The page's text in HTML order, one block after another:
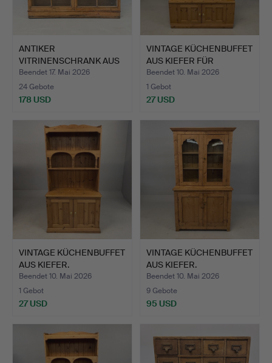
ANTIKER
VITRINENSCHRANK AUS
KIEFER.
Beendet 17. Mai 2026
24 Gebote
178 USD
VINTAGE KÜCHENBUFFET
AUS KIEFER FÜR
MEDIAG…
Beendet 10. Mai 2026
1 Gebot
27 USD
VINTAGE KÜCHENBUFFET
AUS KIEFER.
Beendet 10. Mai 2026
1 Gebot
27 USD
VINTAGE KÜCHENBUFFET
AUS KIEFER.
Beendet 10. Mai 2026
9 Gebote
95 USD